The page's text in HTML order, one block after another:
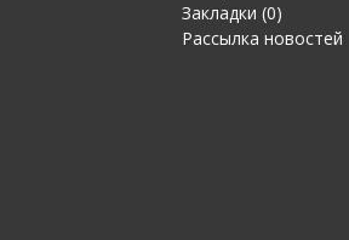
Закладки (0)
Рассылка новостей